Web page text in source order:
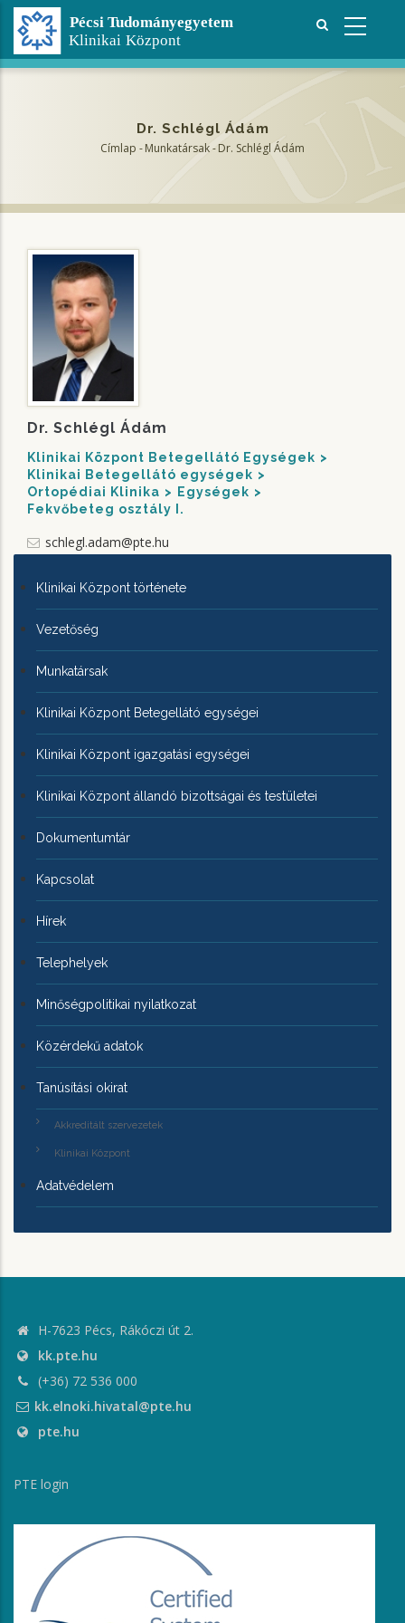
Ugrás
tartalomra
Dr. Schlégl Ádám
Címlap -Munkatársak-Dr. Schlégl Ádám
Dr. Schlégl Ádám
Klinikai Központ Betegellátó Egységek
Klinikai Betegellátó egységek
Ortopédiai Klinika
Egységek
Fekvőbeteg osztály I.
schlegl.adam@pte.hu
KLINIKAI
KÖZPONTRÓL
Klinikai Központ története
Vezetőség
Munkatársak
Klinikai Központ Betegellátó egységei
Klinikai Központ igazgatási egységei
Klinikai Központ állandó bizottságai és testületei
Dokumentumtár
Kapcsolat
Hírek
Telephelyek
Minőségpolitikai nyilatkozat
Közérdekű adatok
Tanúsítási okirat
Akkreditált szervezetek
Klinikai Központ
Adatvédelem
H-7623 Pécs, Rákóczi út 2.
kk.pte.hu
(+36) 72 536 000
kk.elnoki.hivatal@pte.hu
pte.hu
PTE login